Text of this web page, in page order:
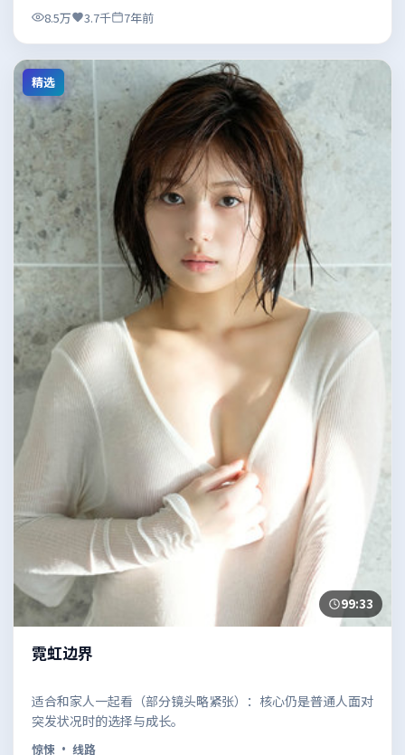
8.5万 3.7千 7年前
精选
99:33
霓虹边界
适合和家人一起看（部分镜头略紧张）：核心仍是普通人面对
突发状况时的选择与成长。
惊悚 · 线路